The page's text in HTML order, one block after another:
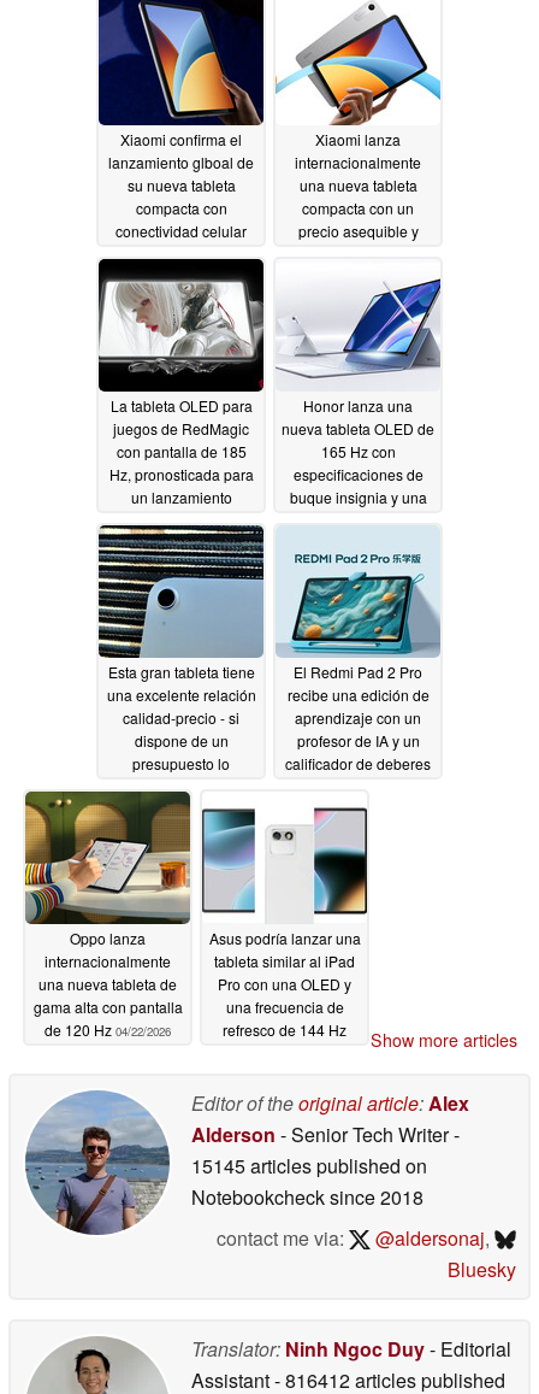
Xiaomi confirma el
lanzamiento glboal de
su nueva tableta
compacta con
conectividad celular
04/28/2026
Xiaomi lanza
internacionalmente
una nueva tableta
compacta con un
precio asequible y
04/28/2026
La tableta OLED para
juegos de RedMagic
con pantalla de 185
Hz, pronosticada para
un lanzamiento
04/26/2026
Honor lanza una
nueva tableta OLED de
165 Hz con
especificaciones de
buque insignia y una
04/23/2026
Esta gran tableta tiene
una excelente relación
calidad-precio - si
dispone de un
presupuesto lo
grande04/22/2026
El Redmi Pad 2 Pro
recibe una edición de
aprendizaje con un
profesor de IA y un
calificador de deberes
Oppo lanza
internacionalmente
una nueva tableta de
gama alta con pantalla
de 120 Hz 04/22/2026
Asus podría lanzar una
tableta similar al iPad
Pro con una OLED y
una frecuencia de
refresco de 144 Hz
Show more articles
Editor of theoriginal article:Alex
Alderson - Senior Tech Writer-
15145 articles published on
Notebookchecksince 2018
contact me via:
@aldersonaj,
Bluesky
Translator: Ninh Ngoc Duy- Editorial
Assistant- 816412 articles published